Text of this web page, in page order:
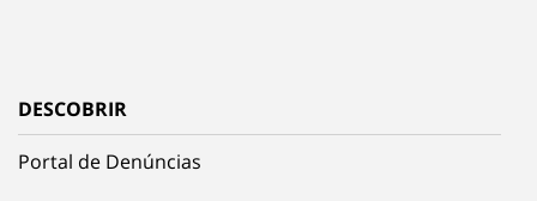
DESCOBRIR
Portal de Denúncias